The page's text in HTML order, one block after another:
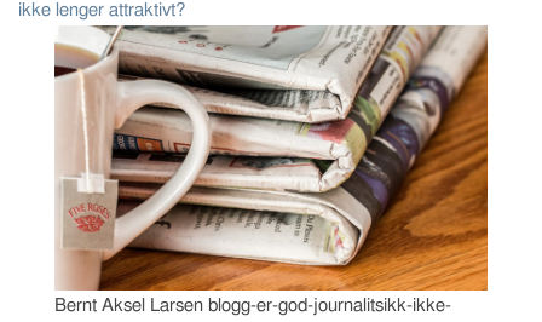
ikke lenger attraktivt?
Bernt Aksel Larsen blogg-er-god-journalitsikk-ikke-